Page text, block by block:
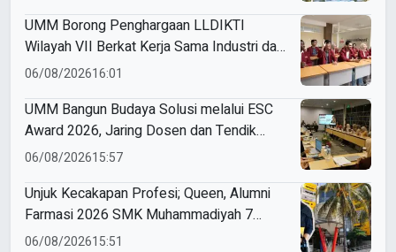
UMM Borong Penghargaan LLDIKTI
Wilayah VII Berkat Kerja Sama Industri dan
Internasional yang Berdampak
06/08/202616:01
UMM Bangun Budaya Solusi melalui ESC
Award 2026, Jaring Dosen dan Tendik
Inovatif
06/08/202615:57
Unjuk Kecakapan Profesi; Queen, Alumni
Farmasi 2026 SMK Muhammadiyah 7
Gondanglegi Berhasil Kerja Sebelum Lulus
06/08/202615:51